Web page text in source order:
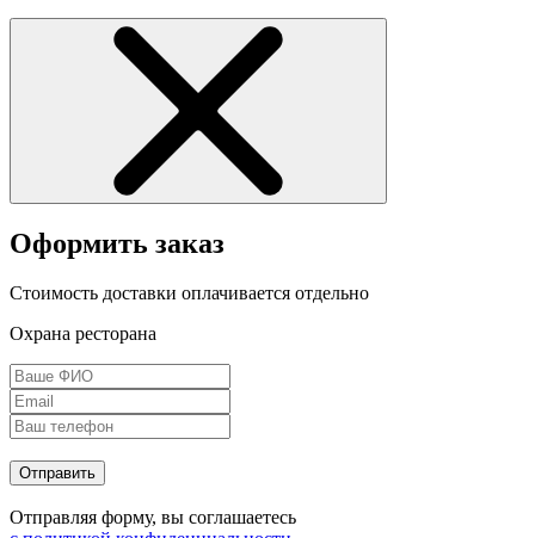
Оформить заказ
Стоимость доставки оплачивается отдельно
Охрана ресторана
Отправить
Отправляя форму, вы соглашаетесь